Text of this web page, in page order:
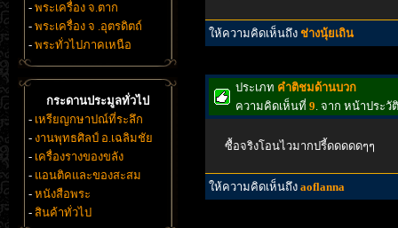
- พระเครื่อง จ.ตาก
- พระเครื่อง จ .อุตรดิตถ์
- พระทั่วไปภาคเหนือ
กระดานประมูลทั่วไป
- เหรียญกษาปณ์ที่ระลึก
- งานพุทธศิลป์ อ.เฉลิมชัย
- เครื่องรางของขลัง
- แอนติคและของสะสม
- หนังสือพระ
- สินค้าทั่วไป
ให้ความคิดเห็นถึง ช่างนุ้ยเถิน
ประเภท คำติชมด้านบวก
ความคิดเห็นที่ 9. จาก หน้าประวั
ซื้อจริงโอนไวมากปรี้ดดดดดๆๆ
ให้ความคิดเห็นถึง aoflanna